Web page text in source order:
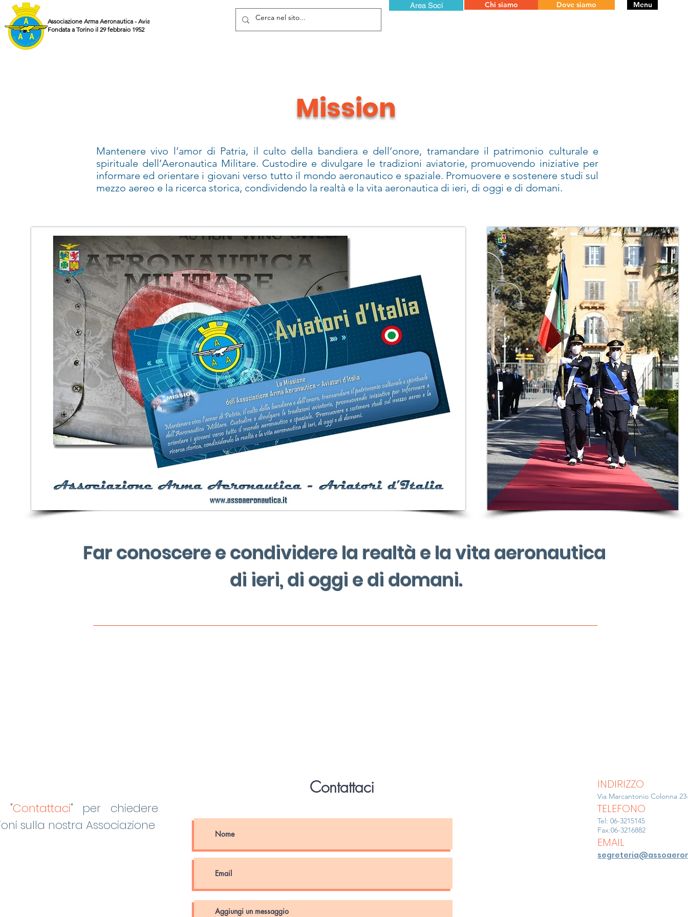
Associazione Arma Aeronautica - Aviatori d'Italia ETS
Fondata a Torino il 29 febbraio 1952
Area Soci Chi siamo Dove siamo Menu
Mission
Mantenere vivo l’amor di Patria, il culto della bandiera e dell’onore, tramandare il patrimonio culturale e
spirituale dell’Aeronautica Militare. Custodire e divulgare le tradizioni aviatorie, promuovendo iniziative per
informare ed orientare i giovani verso tutto il mondo aeronautico e spaziale. Promuovere e sostenere studi sul
mezzo aereo e la ricerca storica, condividendo la realtà e la vita aeronautica di ieri, di oggi e di domani.
Far conoscere e condividere la realtà e la vita aeronautica
di ieri, di oggi e di domani.
"Contattaci"
per chiedere
sulla nostra Associazione
Contattaci INDIRIZZO
Via Marcantonio Colonna
TELEFONO
Tel: 06-3215145
Fax:06-3216882
EMAIL